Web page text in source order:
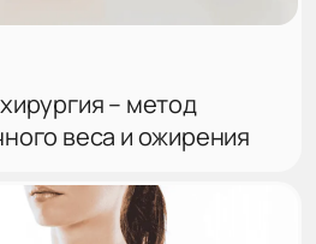
– метод
веса и ожирения